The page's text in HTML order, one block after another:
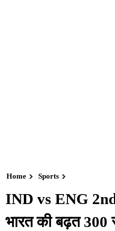
Home Sports
IND vs ENG
भारत की बढ़त 300